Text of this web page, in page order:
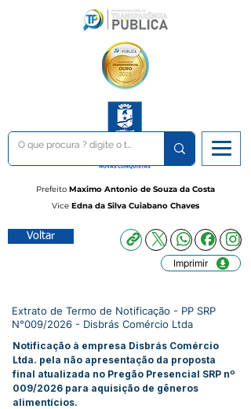
Prefeito Maximo Antonio de Souza da Costa
Vice Edna da Silva Cuiabano Chaves
Voltar
Imprimir
Extrato de Termo de Notificação - PP SRP
N°009/2026 - Disbrás Comércio Ltda
Notificação à empresa Disbrás Comércio
Ltda. pela não apresentação da proposta
final atualizada no Pregão Presencial SRP nº
009/2026 para aquisição de gêneros
alimentícios.